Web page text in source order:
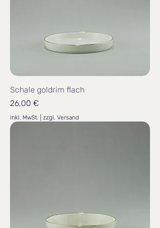
Schale goldrim flach
Preis
26,00 €
inkl. MwSt. zzgl. Versand